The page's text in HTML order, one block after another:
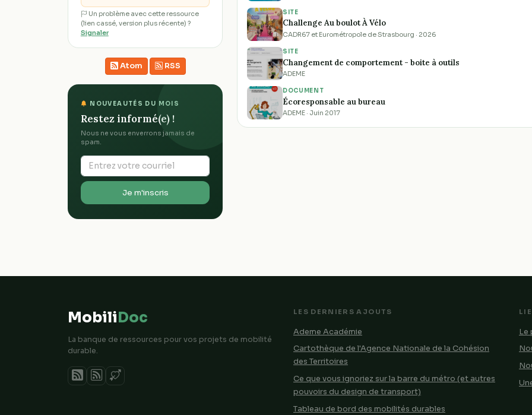
Un problème avec cette ressource
(lien cassé, version plus récente) ?
Signaler
Atom RSS
NOUVEAUTÉS DU MOIS
Restez informé(e) !
Nous ne vous enverrons jamais de
spam.
Je m'inscris
SITE
Challenge Au boulot À Vélo
CADR67 et Eurométropole de Strasbourg · 2026
SITE
Changement de comportement - boite à outils
ADEME
DOCUMENT
Écoresponsable au bureau
ADEME · Juin 2017
MobiliDoc
La banque de ressources pour vos projets de mobilité
durable.
LES DERNIERS AJOUTS
Ademe Académie
Cartothèque de l'Agence Nationale de la Cohésion
des Territoires
Ce que vous ignoriez sur la barre du métro (et autres
pouvoirs du design de transport)
Tableau de bord des mobilités durables
Le